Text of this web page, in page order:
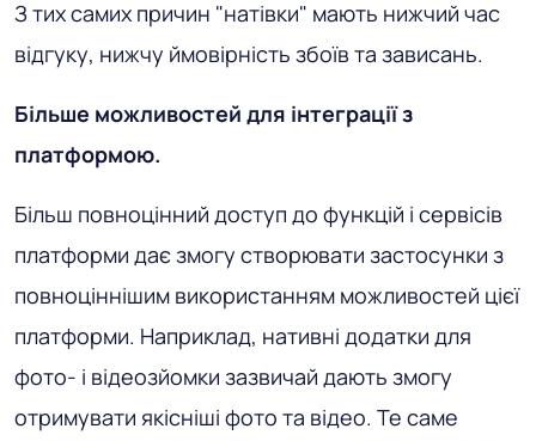
З тих самих причин "натівки" мають нижчий час
відгуку, нижчу ймовірність збоїв та зависань.
Більше можливостей для інтеграції з
платформою.
Більш повноцінний доступ до функцій і сервісів
платформи дає змогу створювати застосунки з
повноціннішим використанням можливостей цієї
платформи. Наприклад, нативні додатки для
фото- і відеозйомки зазвичай дають змогу
отримувати якісніші фото та відео. Те саме